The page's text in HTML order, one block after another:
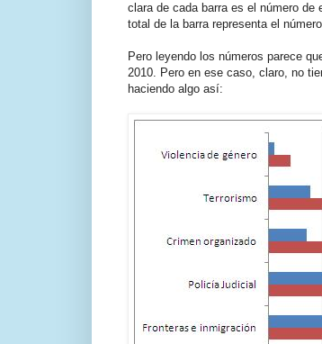
clara de cada barra es el número
total de la barra representa el
Pero leyendo los números parece
2010. Pero en ese caso, claro, no
haciendo algo así: